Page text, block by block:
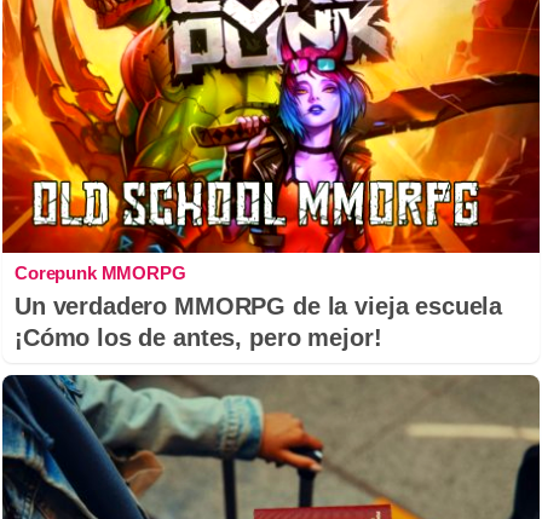
Corepunk MMORPG
Un verdadero MMORPG de la vieja escuela
¡Cómo los de antes, pero mejor!